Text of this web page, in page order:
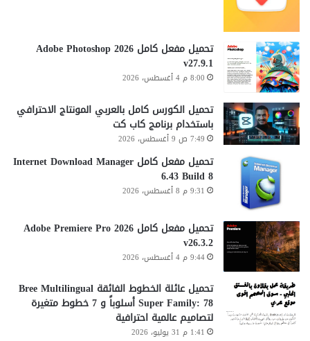
تحميل مفعل كامل Adobe Photoshop 2026
v27.9.1
8:00 م 4 أغسطس، 2026
تحميل الكورس كامل بالعربي المونتاج الاحترافي
باستخدام برنامج كاب كت
7:49 ص 9 أغسطس، 2026
تحميل مفعل كامل Internet Download Manager
6.43 Build 8
9:31 م 8 أغسطس، 2026
تحميل مفعل كامل Adobe Premiere Pro 2026
v26.3.2
9:44 م 4 أغسطس، 2026
تحميل عائلة الخطوط الفائقة Bree Multilingual
Super Family: 78 أسلوباً و 7 خطوط متغيرة
لتصاميم عالمية احترافية
1:41 م 31 يوليو، 2026